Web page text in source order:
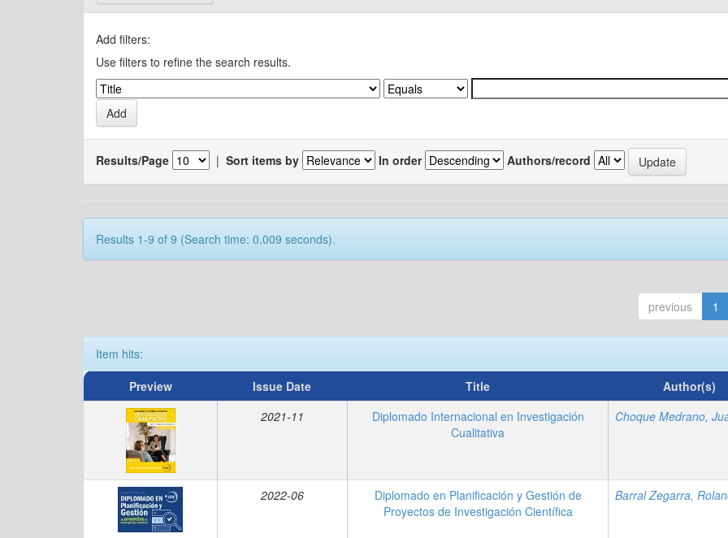
Add filters:
Use filters to refine the search results.
Results/Page | Sort items by In order Authors/record
Results 1-9 of 9 (Search time: 0.009 seconds).
previous 1
Item hits:
Preview
Issue Date Title
Author(s)
2021-11
Diplomado Internacional en Investigación
Cualitativa
2022-06
Diplomado en Planificación y Gestión de
Proyectos de Investigación Científica
Barral Zegarra,